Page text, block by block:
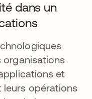
dans un
organisations
et
opérations